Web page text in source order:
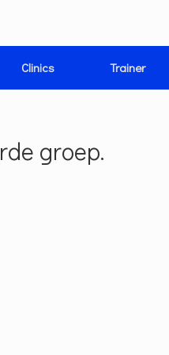
Clinics Trainer
groep.